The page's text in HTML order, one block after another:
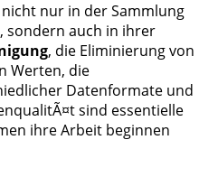
nur in der Sammlung
sondern auch in ihrer
, die Eliminierung von
Werten, die
Datenformate und
sind essentielle
ihre Arbeit beginnen